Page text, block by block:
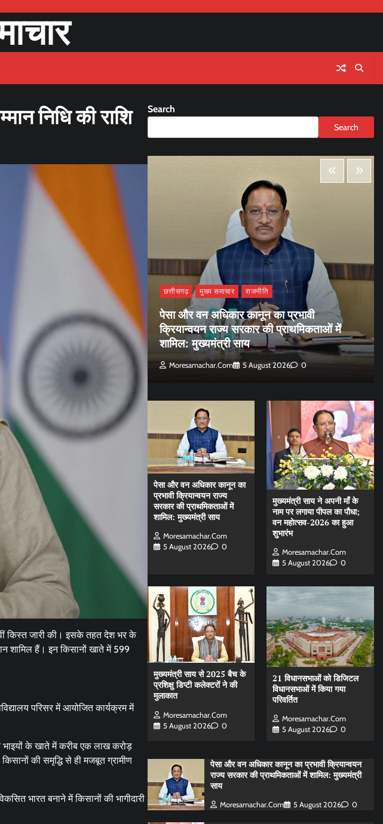
निधि की राशि
किस्त जारी की। इसके तहत देश भर के
शामिल हैं। इन किसानों खाते में 599
परिसर में आयोजित कार्यक्रम में
भाइयों के खाते में करीब एक लाख करोड़
की समृद्धि से ही मजबूत ग्रामीण
भारत बनाने में किसानों की भागीदारी
Search
Search
राज्य आर्टिफिशियल
दी मंजूरी
छत्तीसगढ़ मुख्य समाचार राजनीति
पेसा और वन अधिकार कानून का प्रभावी
क्रियान्वयन राज्य सरकार की प्राथमिकताओं में
शामिल: मुख्यमंत्री साय
Moresamachar.com 5 August 2026 0
पेसा और वन अधिकार कानून का
प्रभावी क्रियान्वयन राज्य
सरकार की प्राथमिकताओं में
शामिल: मुख्यमंत्री साय
Moresamachar.com
5 August 2026
0
मुख्यमंत्री साय ने अपनी माँ के
नाम पर लगाया पीपल का पौधा;
वन महोत्सव-2026 का हुआ
शुभारंभ
Moresamachar.com
5 August 2026
0
मुख्यमंत्री साय से 2025 बैच के
प्रशिक्षु डिप्टी कलेक्टरों ने की
मुलाकात
Moresamachar.com
5 August 2026
0
21 विधानसभाओं को डिजिटल
विधानसभाओं में किया गया
परिवर्तित
Moresamachar.com
5 August 2026
0
पेसा और वन अधिकार कानून का प्रभावी क्रियान्वयन
राज्य सरकार की प्राथमिकताओं में शामिल: मुख्यमंत्री
साय
Moresamachar.com 5 August 2026 0